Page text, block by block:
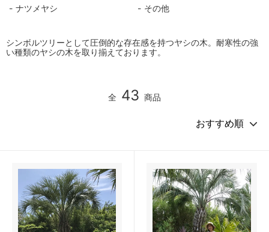
ナツメヤシ その他
シンボルツリーとして圧倒的な存在感を持つヤシの木。耐寒性の強
い種類のヤシの木を取り揃えております。
全 43 商品